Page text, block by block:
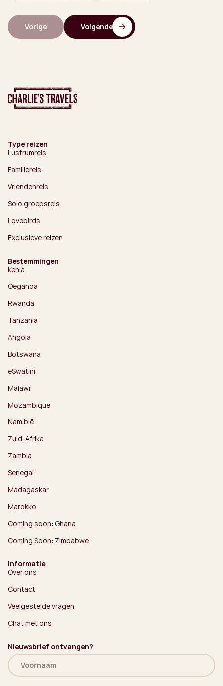
Vorige Volgende
Type reizen
Lustrumreis
Familiereis
Vriendenreis
Solo groepsreis
Lovebirds
Exclusieve reizen
Bestemmingen
Kenia
Oeganda
Rwanda
Tanzania
Angola
Botswana
eSwatini
Malawi
Mozambique
Namibië
Zuid-Afrika
Zambia
Senegal
Madagaskar
Marokko
Coming soon: Ghana
Coming Soon: Zimbabwe
Informatie
Over ons
Contact
Veelgestelde vragen
Chat met ons
Nieuwsbrief ontvangen?
Naam
(Vereist)